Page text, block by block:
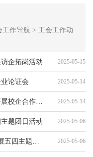
工作导航 > 工会工作动
企拓岗活动 2025-05-15
论证会 2025-05-14
理学院与昂宝集成电路股份有限公司开展校企合作交流 2025-05-14
题团日活动 2025-05-06
理学院团支部联合5、14号学生社区开展五四主题团日活动 2025-05-06